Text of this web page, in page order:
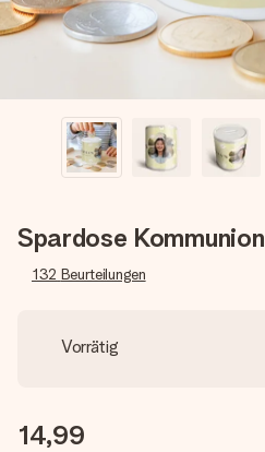
Spardose Kommunion
132 Beurteilungen
Vorrätig
14,99